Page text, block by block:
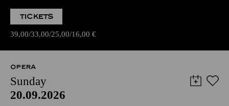
TICKETS
39,00 33,00 25,00 16,00 €
OPERA
Sunday
20.09.2026